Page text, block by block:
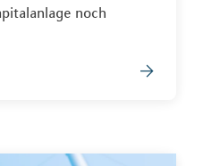
noch